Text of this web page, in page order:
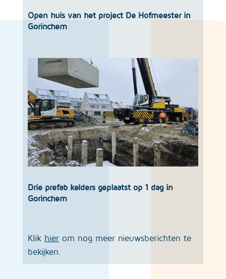
Open huis van het project De Hofmeester in
Gorinchem
Drie prefab kelders geplaatst op 1 dag in
Gorinchem
Klik hierom nog meer nieuwsberichten te
bekijken.